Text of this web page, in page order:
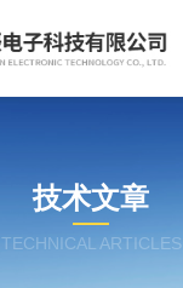
技术文章
TECHNICAL ARTICLES